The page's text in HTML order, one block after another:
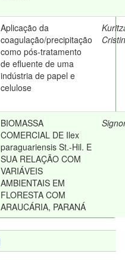
Aplicação da
coagulação/precipitação
como pós-tratamento
de efluente de uma
indústria de papel e
celulose
BIOMASSA
COMERCIAL DE Ilex
paraguariensis St.-Hil. E
SUA RELAÇÃO COM
VARIÁVEIS
AMBIENTAIS EM
FLORESTA COM
ARAUCÁRIA, PARANÁ